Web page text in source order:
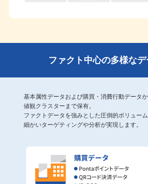
ファクト中心の多様な
基本属性データおよび購買・消費行動データ
値観クラスターまで保有。
ファクトデータを強みとした圧倒的ボリュー
細かいターゲティングや分析が実現します。